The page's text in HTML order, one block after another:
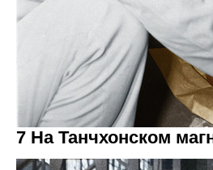
7 На Танчхонском